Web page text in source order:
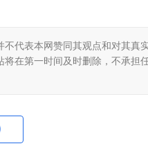
代表本网赞同其观点和对其真
在第一时间及时删除，不承担